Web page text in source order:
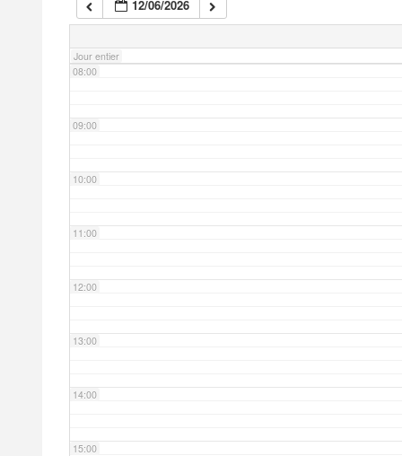
12/06/2026
Jour entier
07:00
08:00
09:00
10:00
11:00
12:00
13:00
14:00
15:00